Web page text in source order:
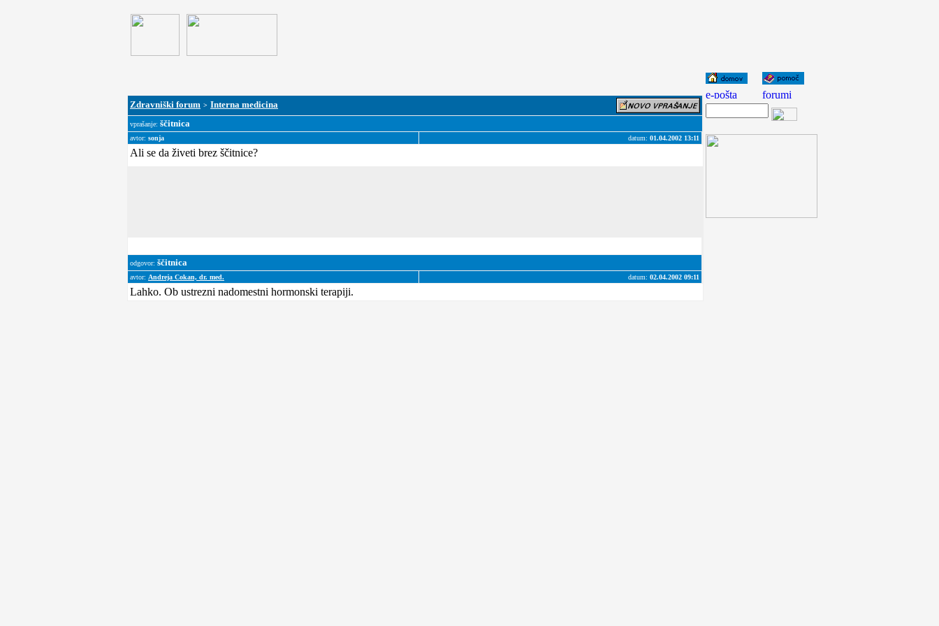
Zdravniški forum > Interna medicina
vprašanje: ščitnica
avtor: sonja datum: 01.04.2002 13:11
Ali se da živeti brez ščitnice?
odgovor: ščitnica
avtor: Andreja Cokan, dr. med. datum: 02.04.2002 09:11
Lahko. Ob ustrezni nadomestni hormonski terapiji.